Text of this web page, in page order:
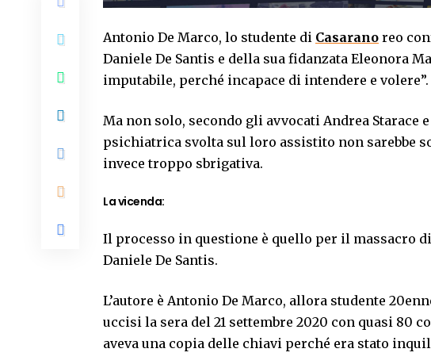
Antonio De Marco, lo studente di Casarano reo
Daniele De Santis e della sua fidanzata Eleonora
imputabile, perché incapace di intendere e volere”.
Ma non solo, secondo gli avvocati Andrea
psichiatrica svolta sul loro assistito non sarebbe
invece troppo sbrigativa.
La vicenda:
Il processo in questione è quello per il massacro
Daniele De Santis.
L’autore è Antonio De Marco, allora studente
uccisi la sera del 21 settembre 2020 con quasi 80
aveva una copia delle chiavi perché era stato